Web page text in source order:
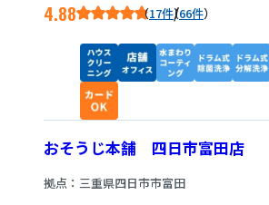
4.88 17件/66件
おそうじ本舗 四日市富田店
拠点：三重県四日市市富田